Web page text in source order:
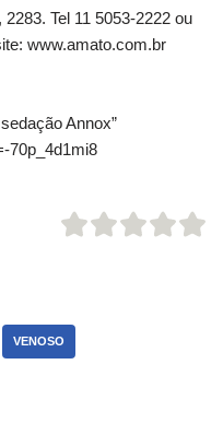
Tel 11 5053-2222 ou
www.amato.com.br
Annox”
70p_4d1mi8
VENOSO